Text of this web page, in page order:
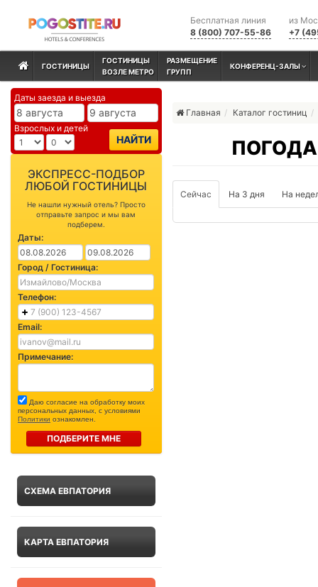
из
+7
Бесплатная линия
8 (800) 707-55-86
ГОСТИНИЦЫ
ГОСТИНИЦЫ
ВОЗЛЕ МЕТРО
РАЗМЕЩЕНИЕ
ГРУПП
КОНФЕРЕНЦ-ЗАЛЫ
Даты заезда и выезда
Взрослых и детей
НАЙТИ
ЭКСПРЕСС-ПОДБОР
ЛЮБОЙ ГОСТИНИЦЫ
Не нашли нужный отель? Просто
отправьте запрос и мы вам
подберем.
Даты:
Город / Гостиница:
Телефон:
Email:
Примечание:
Даю согласие на обработку моих
персональных данных, с условиями
Политики ознакомлен.
ПОДБЕРИТЕ МНЕ
СХЕМА ЕВПАТОРИЯ
КАРТА ЕВПАТОРИЯ
Главная Каталог гостиниц
Сейчас На 3 дня На